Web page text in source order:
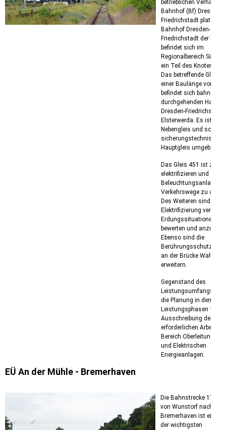
betrieblichen
Bahnhof (Bf) Dresden-
Friedrichstadt platziert.
Bahnhof Dresden-
Friedrichstadt der DB
befindet sich im
Regionalbereich
ein Teil des Knotens
Das betreffende Gleis
einer Baulänge von
befindet sich
durchgehenden
Dresden-Friedrichstadt
Elsterwerda. Es ist
Nebengleis und soll
sicherungstechnisch
Hauptgleis umgebaut
Das Gleis 451 ist zu
elektrifizieren und die
Beleuchtungsanlage
Verkehrswege zu
Des Weiteren sind die
Elektrifizierung
Erdungssituationen zu
bewerten und
Ebenso sind die
an der Brücke
erweitern.
Gegenstand des
Leistungsumfangs
die Planung in den
Leistungsphasen 1-5
Ausschreibung der
erforderlichen Arbeiten
Bereich
und Elektrischen
Energieanlagen.
EÜ An der Mühle - Bremerhaven
Die Bahnstrecke 1740
von Wunstorf nach
Bremerhaven ist eine
der wichtigsten